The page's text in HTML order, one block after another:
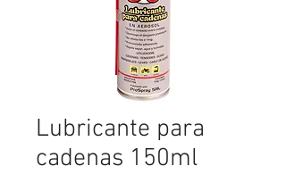
Lubricante para
cadenas 150ml